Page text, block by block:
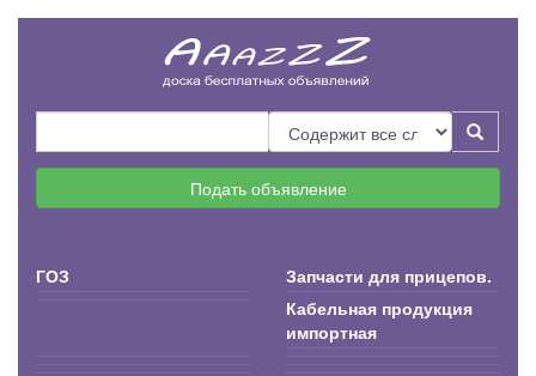
Подать объявление
ГОЗ
Запчасти для прицепов.
Кабельная продукция
импортная